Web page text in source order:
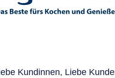
Kundinnen, Liebe